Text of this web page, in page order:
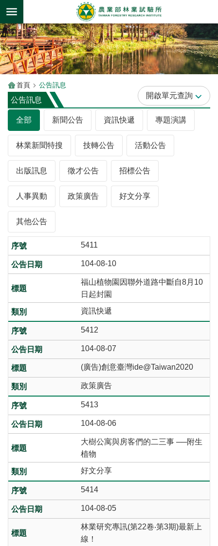
跳到主要內容區塊
首頁 公告訊息
公告訊息 單元查詢
全部 新聞公告 資訊快遞 專題演講
林業新聞特搜 技轉公告 活動公告
出版訊息 徵才公告 招標公告
人事異動 政策廣告 好文分享
其他公告
5411
104-08-10
福山植物園因聯外道路中斷自8月10
日起封園
資訊快遞
5412
104-08-07
(廣告)創意臺灣ide@Taiwan2020
政策廣告
5413
104-08-06
大樹公寓與房客們的二三事 ──附生
植物
好文分享
5414
104-08-05
林業研究專訊(第22卷‧第3期)最新上
線！